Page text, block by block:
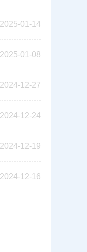
2025-01-14
2025-01-08
2024-12-27
2024-12-24
2024-12-19
2024-12-16